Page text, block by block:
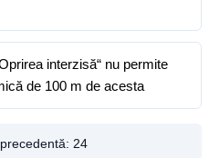
interzisă“ nu permite
de 100 m de acesta
24